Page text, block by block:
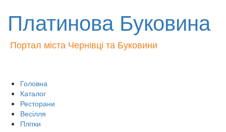
Платинова Буковина
Портал міста Чернівці та Буковини
Головна
Каталог
Ресторани
Весілля
Плітки